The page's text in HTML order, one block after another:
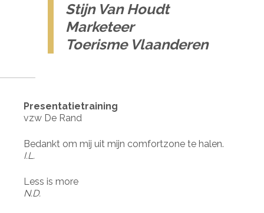
Stijn Van Houdt
Marketeer
Toerisme Vlaanderen
Presentatietraining
vzw De Rand
Bedankt om mij uit mijn comfortzone te halen.
I.L.
Less is more
N.D.